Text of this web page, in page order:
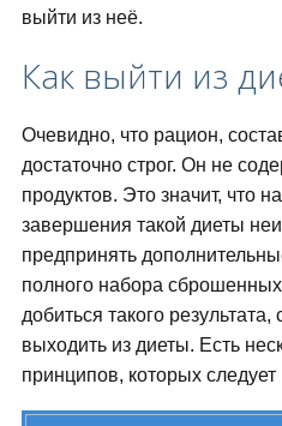
выйти из неё.
Как выйти из
Очевидно, что рацион,
достаточно строг. Он не
продуктов. Это значит, что
завершения такой диеты
предпринять
полного набора
добиться такого
выходить из диеты. Есть
принципов, которых